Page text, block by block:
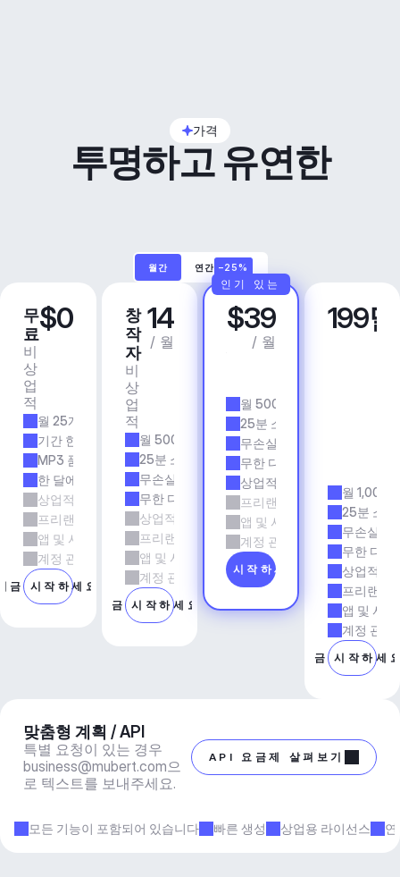
가격
투명하고 유연한
월간 연간 –25%
무
료
비
상
업
적
$0
월 25개 트랙
기간 한정
MP3 품질
한 달에 5회 다운로드
상업적 사용
프리랜서 및 에이전시 업무
앱 및 서비스
계정 관리자 지원
금 시작하세요
창
작
자
비
상
업
적
14
/ 월
월 500개 트랙
25분 소요 시간
무손실 품질
무한 다운로드
상업적 사용
프리랜서 및 에이전시 업무
앱 및 서비스
계정 관리자 지원
지금 시작하세요
프
로
$39
/ 월
월 500개 트랙
25분 소요 시간
무손실 품질
무한 다운로드
상업적 사용
프리랜서 및 에이전시 업무
앱 및 서비스
계정 관리자 지원
지금 시작하세요
인기 있는
비
즈
199
월 1,000
25분 소요
무손실 품
무한 다운
상업적 사
프리랜서
앱 및 서비
계정 관리
지금 시작하세
맞춤형 계획 / API
business@mubert.com으
로 텍스트를 보내주세요.
API 요금제 살펴보기
모든 기능이 포함되어 있습니다 빠른 생성 상업용 라이선스